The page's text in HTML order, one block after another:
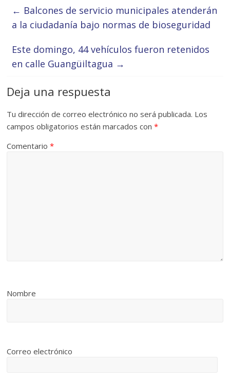
← Balcones de servicio municipales atenderán
a la ciudadanía bajo normas de bioseguridad
Este domingo, 44 vehículos fueron retenidos
en calle Guangüiltagua →
Deja una respuesta
Tu dirección de correo electrónico no será publicada. Los
campos obligatorios están marcados con*
Comentario*
Nombre
Correo electrónico